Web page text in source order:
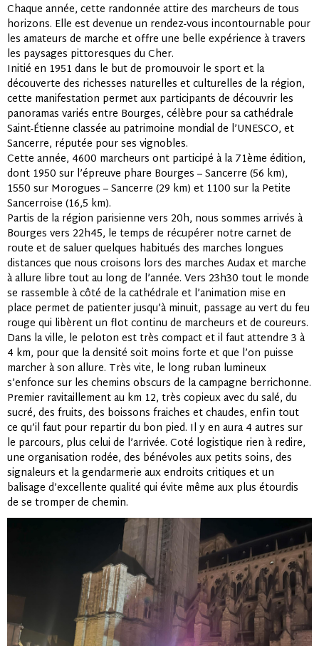
Chaque année, cette randonnée attire des marcheurs de tous
horizons. Elle est devenue un rendez-vous incontournable pour
les amateurs de marche et offre une belle expérience à travers
les paysages pittoresques du Cher.
Initié en 1951 dans le but de promouvoir le sport et la
découverte des richesses naturelles et culturelles de la région,
cette manifestation permet aux participants de découvrir les
panoramas variés entre Bourges, célèbre pour sa cathédrale
Saint-Étienne classée au patrimoine mondial de l’UNESCO, et
Sancerre, réputée pour ses vignobles.
Cette année, 4600 marcheurs ont participé à la 71ème édition,
dont 1950 sur l’épreuve phare Bourges – Sancerre (56 km),
1550 sur Morogues – Sancerre (29 km) et 1100 sur la Petite
Sancerroise (16,5 km).
Partis de la région parisienne vers 20h, nous sommes arrivés à
Bourges vers 22h45, le temps de récupérer notre carnet de
route et de saluer quelques habitués des marches longues
distances que nous croisons lors des marches Audax et marche
à allure libre tout au long de l’année. Vers 23h30 tout le monde
se rassemble à côté de la cathédrale et l’animation mise en
place permet de patienter jusqu’à minuit, passage au vert du feu
rouge qui libèrent un flot continu de marcheurs et de coureurs.
Dans la ville, le peloton est très compact et il faut attendre 3 à
4 km, pour que la densité soit moins forte et que l’on puisse
marcher à son allure. Très vite, le long ruban lumineux
s’enfonce sur les chemins obscurs de la campagne berrichonne.
Premier ravitaillement au km 12, très copieux avec du salé, du
sucré, des fruits, des boissons fraiches et chaudes, enfin tout
ce qu’il faut pour repartir du bon pied. Il y en aura 4 autres sur
le parcours, plus celui de l’arrivée. Coté logistique rien à redire,
une organisation rodée, des bénévoles aux petits soins, des
signaleurs et la gendarmerie aux endroits critiques et un
balisage d’excellente qualité qui évite même aux plus étourdis
de se tromper de chemin.